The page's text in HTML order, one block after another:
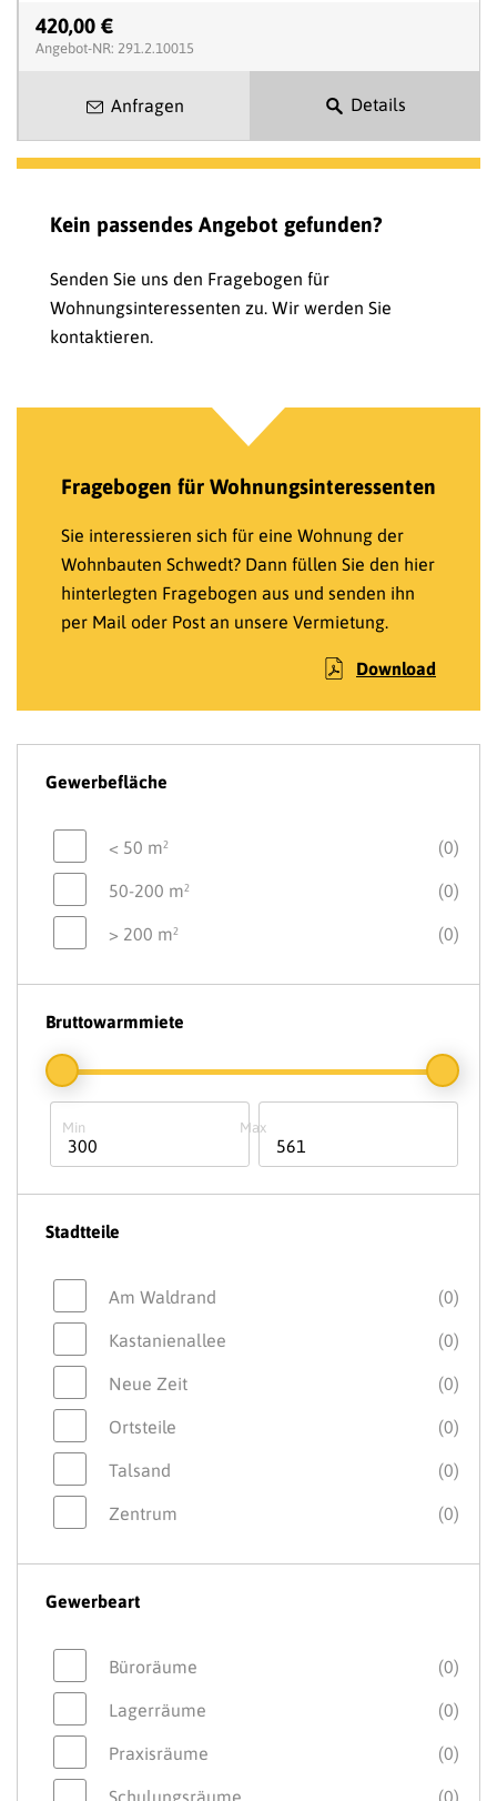
Gewerbefläche
< 50 m² (0)
50-200 m² (0)
> 200 m² (0)
Bruttowarmmiete
Stadtteile
Am Waldrand (0)
Kastanienallee (0)
Neue Zeit (0)
Ortsteile (0)
Talsand (0)
Zentrum (0)
Gewerbeart
Büroräume (0)
Lagerräume (0)
Praxisräume (0)
Schulungsräume (0)
420,00 €
Angebot-NR: 291.2.10015
Anfragen Details
Kein passendes Angebot gefunden?
Senden Sie uns den Fragebogen für
Wohnungsinteressenten zu. Wir werden Sie
kontaktieren.
Fragebogen für Wohnungsinteressenten
Sie interessieren sich für eine Wohnung der
Wohnbauten Schwedt? Dann füllen Sie den hier
hinterlegten Fragebogen aus und senden ihn
per Mail oder Post an unsere Vermietung.
Download